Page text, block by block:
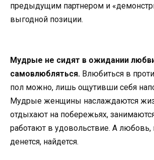
предыдущим партнером и
выгодной позиции.
Мудрые не сидят в ожидании
самовлюбляться. Влюбиться в
пол можно, лишь ощутивши себя
Мудрые женщины наслаждаются
отдыхают на побережьях,
работают в удовольствие. А любовь,
денется, найдется.